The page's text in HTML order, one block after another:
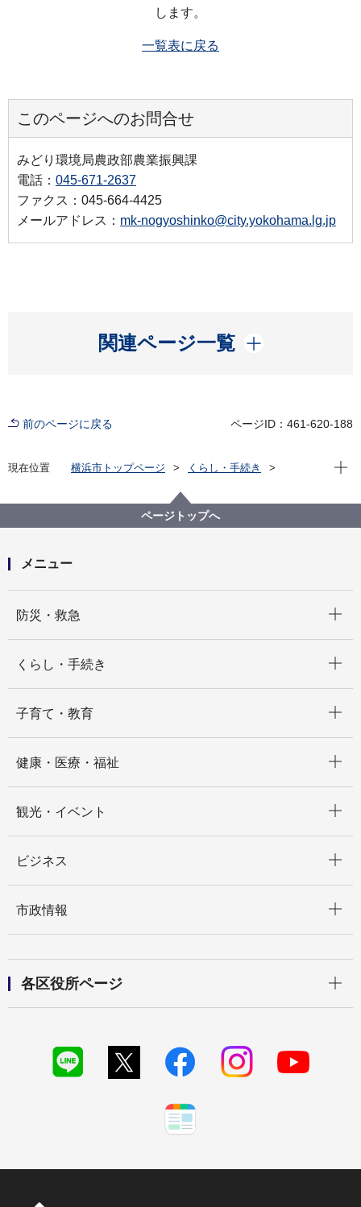
します。
一覧表に戻る
このページへのお問合せ
みどり環境局農政部農業振興課
電話： 045-671-2637
ファクス：045-664-4425
メールアドレス： mk-nogyoshinko@city.yokohama.lg.jp
関連ページ一覧
開く
前のページに戻る ページID：461-620-188
現在位置 横浜市トップページ
くらし・手続き
横浜で農業・農体験「ふれる・親しむ」
収穫体験農園（もぎとりなど）
収穫体験農園名一覧
現在
ページトップへ
メニュー
防災・救急
くらし・手続き
子育て・教育
健康・医療・福祉
観光・イベント
ビジネス
市政情報
各区役所ページ